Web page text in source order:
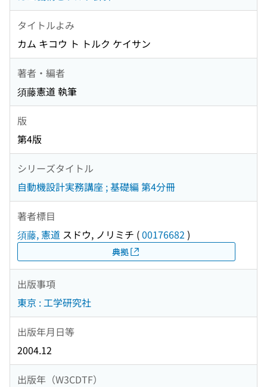
タイトルよみ
カム キコウ ト トルク ケイサン
著者・編者
須藤憲道 執筆
版
第4版
シリーズタイトル
自動機設計実務講座 ; 基礎編 第4分冊
著者標目
須藤, 憲道 スドウ, ノリミチ (00176682 )
典拠
出版事項
東京 : 工学研究社
出版年月日等
2004.12
出版年（W3CDTF）